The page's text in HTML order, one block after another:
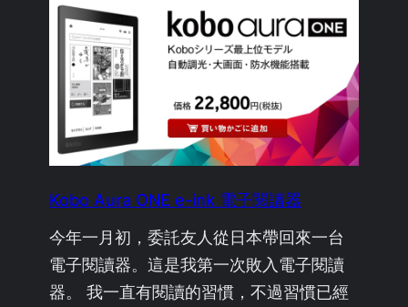
Kobo Aura ONE e-ink 電子閱讀器
今年一月初，委託友人從日本帶回來一台
電子閱讀器。這是我第一次敗入電子閱讀
器。 我一直有閱讀的習慣，不過習慣已經